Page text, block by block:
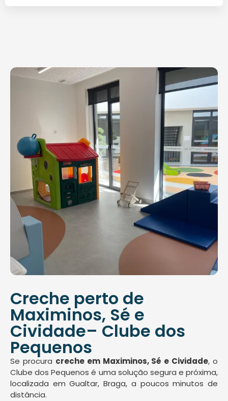
Creche perto de
Maximinos, Sé e
Cividade– Clube dos
Pequenos
Se procura creche em Maximinos, Sé e Cividade, o
Clube dos Pequenos é uma solução segura e próxima,
localizada em Gualtar, Braga, a poucos minutos de
distância.